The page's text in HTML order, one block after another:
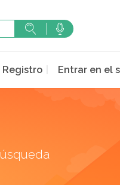
Registro Entrar en el